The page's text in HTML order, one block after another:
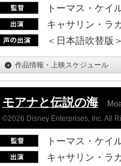
トーマス・ケイ
キャサリン・ラ
＜日本語吹替版
作品情報・上映スケジュール
モアナと伝説の海
©2026 Disney Enterprises, Inc. All
トーマス・ケイ
キャサリン・ラ